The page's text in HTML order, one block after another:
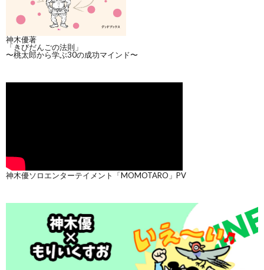
神木優著
「きびだんごの法則」
〜桃太郎から学ぶ30の成功マインド〜
神木優ソロエンターテイメント「MOMOTARO」PV